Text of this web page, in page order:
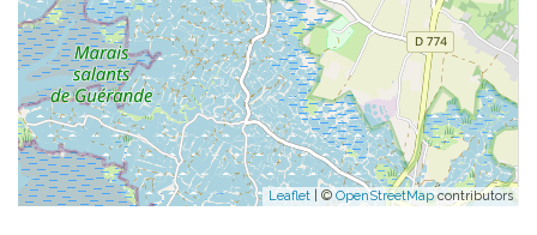
Leaflet | © OpenStreetMapcontributors